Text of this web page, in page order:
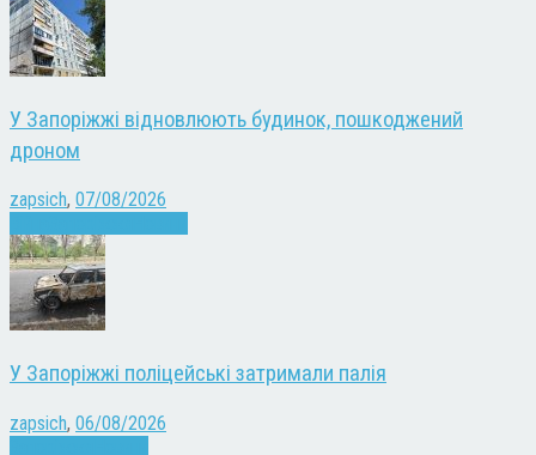
У Запоріжжі відновлюють будинок, пошкоджений
дроном
zapsich, 07/08/2026
У Запоріжжі поліцейські затримали палія
zapsich, 06/08/2026